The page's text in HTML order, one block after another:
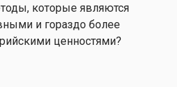
которые являются
и гораздо более
ценностями?